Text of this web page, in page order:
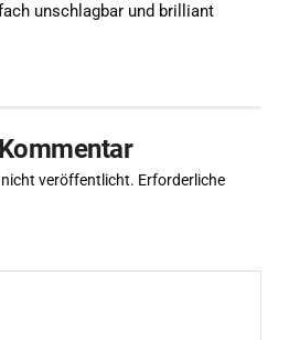
unschlagbar und brilliant
nicht veröffentlicht. Erforderliche